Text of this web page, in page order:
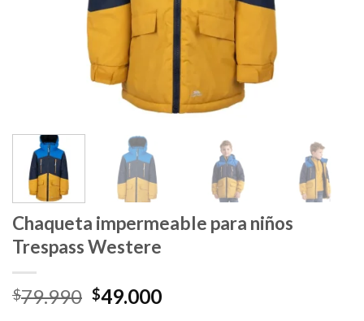
Chaqueta impermeable para niños
Trespass Westere
$79.990 El
$49.000El